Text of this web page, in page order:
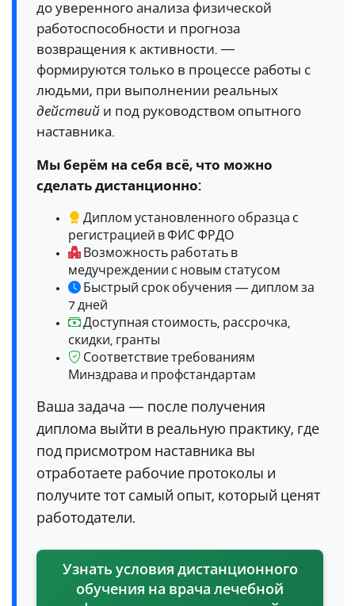
до уверенного анализа физической
работоспособности и прогноза
возвращения к активности. —
формируются только в процессе работы с
людьми, при выполнении реальных
действий и под руководством опытного
наставника.
Мы берём на себя всё, что можно
сделать дистанционно:
Диплом установленного образца с
регистрацией в ФИС ФРДО
Возможность работать в
медучреждении с новым статусом
Быстрый срок обучения — диплом за
7 дней
Доступная стоимость, рассрочка,
скидки, гранты
Соответствие требованиям
Минздрава и профстандартам
Ваша задача — после получения
диплома выйти в реальную практику, где
под присмотром наставника вы
отработаете рабочие протоколы и
получите тот самый опыт, который ценят
работодатели.
Узнать условия дистанционного
обучения на врача лечебной